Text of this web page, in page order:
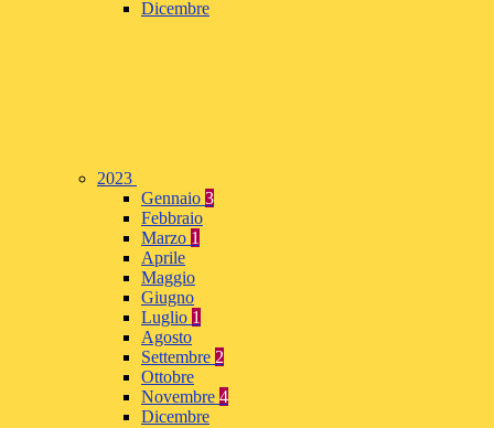
Dicembre
2023
Gennaio 3
Febbraio
Marzo 1
Aprile
Maggio
Giugno
Luglio 1
Agosto
Settembre 2
Ottobre
Novembre 4
Dicembre